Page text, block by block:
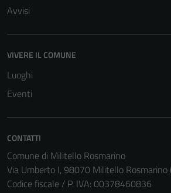
Avvisi
VIVERE IL COMUNE
Luoghi
Eventi
CONTATTI
Comune di Militello Rosmarino
Via Umberto I, 98070 Militello Rosmarino
Codice fiscale / P. IVA: 00378460836